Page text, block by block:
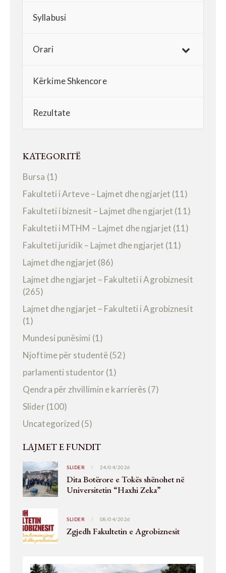
Syllabusi
Orari
Kërkime Shkencore
Rezultate
KATEGORITË
Bursa (1)
Fakulteti i Arteve – Lajmet dhe ngjarjet (11)
Fakulteti i biznesit – Lajmet dhe ngjarjet (11)
Fakulteti i MTHM – Lajmet dhe ngjarjet (11)
Fakulteti juridik – Lajmet dhe ngjarjet (11)
Lajmet dhe ngjarjet (86)
Lajmet dhe ngjarjet – Fakulteti i Agrobiznesit
(265)
Lajmet dhe ngjarjet – Fakulteti i Agrobiznesit
(1)
Mundesi punësimi (1)
Njoftime për studentë(52)
parlamenti studentor (1)
Qendra për zhvillimin e karrierës (7)
Slider (100)
Uncategorized (5)
LAJMET E FUNDIT
SLIDER 24/04/2026
Dita Botërore e Tokës shënohet në
Universitetin “Haxhi Zeka”
SLIDER 08/04/2026
Zgjedh Fakultetin e Agrobiznesit